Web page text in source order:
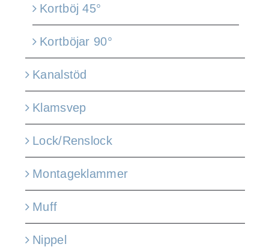
Kortböj 45°
Kortböjar 90°
Kanalstöd
Klamsvep
Lock/Renslock
Montageklammer
Muff
Nippel